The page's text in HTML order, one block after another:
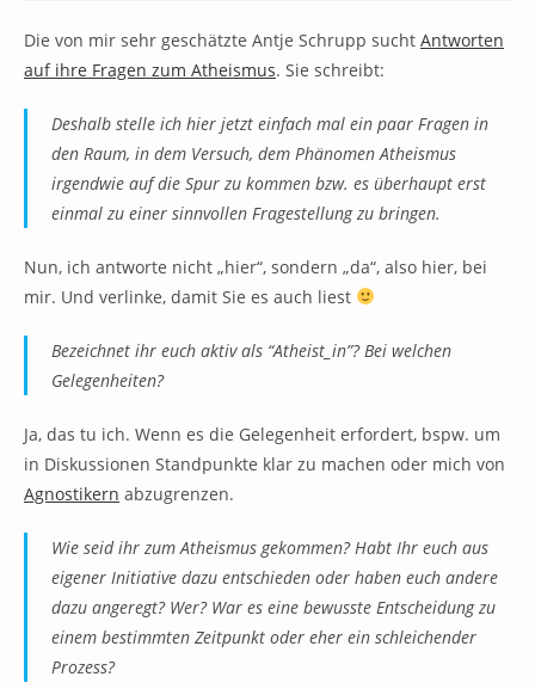
Die von mir sehr geschätzte Antje Schrupp sucht Antworten
auf ihre Fragen zum Atheismus. Sie schreibt:
Deshalb stelle ich hier jetzt einfach mal ein paar Fragen in
den Raum, in dem Versuch, dem Phänomen Atheismus
irgendwie auf die Spur zu kommen bzw. es überhaupt erst
einmal zu einer sinnvollen Fragestellung zu bringen.
Nun, ich antworte nicht „hier“, sondern „da“, also hier, bei
mir. Und verlinke, damit Sie es auch liest
Bezeichnet ihr euch aktiv als “Atheist_in”? Bei welchen
Gelegenheiten?
Ja, das tu ich. Wenn es die Gelegenheit erfordert, bspw. um
in Diskussionen Standpunkte klar zu machen oder mich von
Agnostikern abzugrenzen.
Wie seid ihr zum Atheismus gekommen? Habt Ihr euch aus
eigener Initiative dazu entschieden oder haben euch andere
dazu angeregt? Wer? War es eine bewusste Entscheidung zu
einem bestimmten Zeitpunkt oder eher ein schleichender
Prozess?